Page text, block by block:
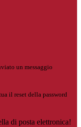
un messaggio
il reset della password
di posta elettronica!